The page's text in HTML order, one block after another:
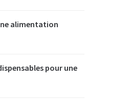
alimentation
pour une